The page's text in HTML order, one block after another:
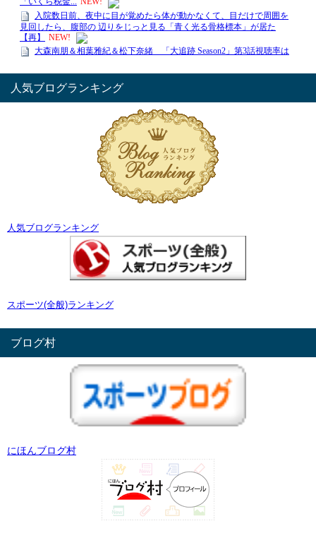
人気ブログランキング
人気ブログランキング
スポーツ(全般)ランキング
ブログ村
にほんブログ村